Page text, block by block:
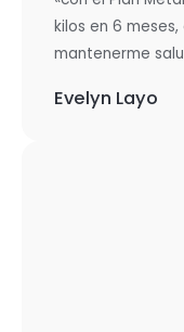
kilos en 6
mantenerme
Evelyn Layo